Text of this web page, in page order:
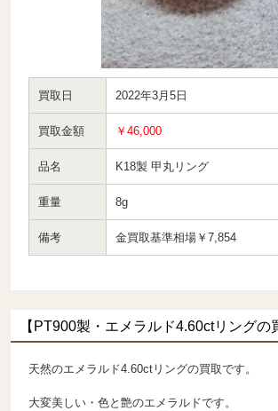
買取日 2022年3月5日
買取金額 ￥46,000
品名 K18製 甲丸リング
重量 8g
備考 金買取基準相場￥7,854
【PT900製・エメラルド4.60ctリングの
天然のエメラルド4.60ctリングの買取です。
大変美しい・色と艶のエメラルドです。